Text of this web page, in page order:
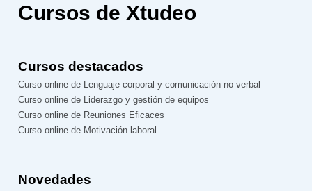
Cursos de Xtudeo
Cursos destacados
Curso online de Lenguaje corporal y comunicación no verbal
Curso online de Liderazgo y gestión de equipos
Curso online de Reuniones Eficaces
Curso online de Motivación laboral
Novedades